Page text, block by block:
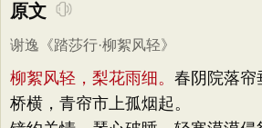
原文
谢逸 《踏莎行·柳絮风轻》
柳絮风轻，梨花雨细。 春阴院落帘
桥横，青帘市上孤烟起。